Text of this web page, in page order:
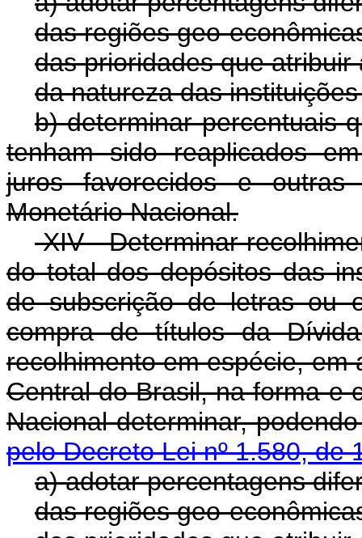
das regiões geo-
das prioridades que atribuir
da natureza das
b) determinar percentuais
tenham sido reaplicados
juros favorecidos e outras
Monetário Nacional.
XIV - Determinar
do total dos depósitos das
de subscrição de letras ou
compra de títulos da
recolhimento em espécie, em
Central do Brasil, na forma e
Nacional
pelo Decreto Lei nº 1.580, de
a) adotar percentagens
das regiões geo-